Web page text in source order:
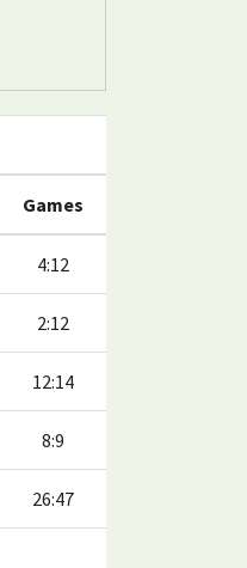
Games
4:12
2:12
12:14
8:9
26:47